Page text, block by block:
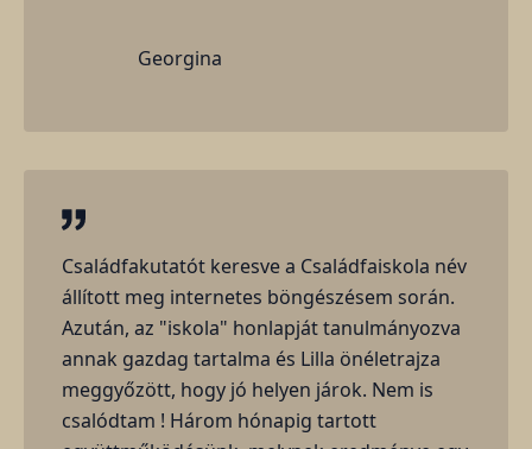
Georgina
Családfakutatót keresve a Családfaiskola név
állított meg internetes böngészésem során.
Azután, az "iskola" honlapját tanulmányozva
annak gazdag tartalma és Lilla önéletrajza
meggyőzött, hogy jó helyen járok. Nem is
csalódtam ! Három hónapig tartott